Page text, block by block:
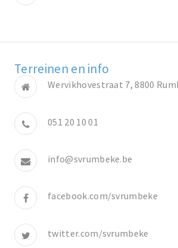
Terreinen en info
Wervikhovestraat 7, 8800
051 20 10 01
info@svrumbeke.be
facebook.com/svrumbeke
twitter.com/svrumbeke